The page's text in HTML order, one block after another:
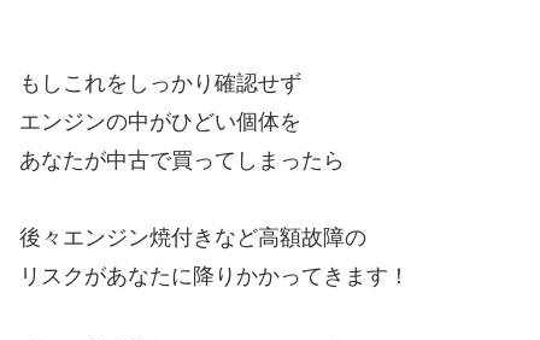
もしこれをしっかり確認せず
エンジンの中がひどい個体を
あなたが中古で買ってしまったら
後々エンジン焼付きなど高額故障の
リスクがあなたに降りかかってきます！